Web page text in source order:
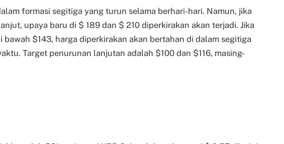
formasi segitiga yang turun selama berhari-hari. Namun, jika
upaya baru di $ 189 dan $ 210 diperkirakan akan terjadi. Jika
$143, harga diperkirakan akan bertahan di dalam segitiga
Target penurunan lanjutan adalah $100 dan $116, masing-